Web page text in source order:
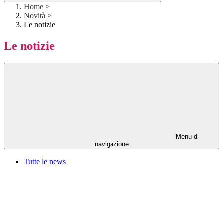
Home >
Novità >
Le notizie
Le notizie
Menu di
navigazione
Tutte le news